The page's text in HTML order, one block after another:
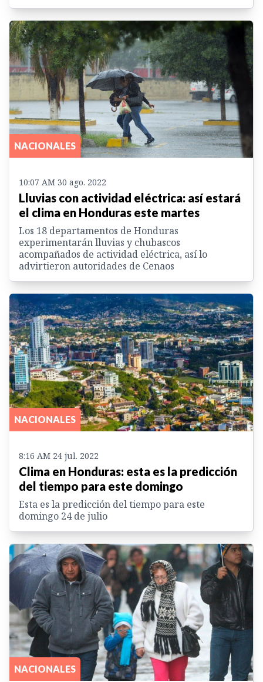
NACIONALES
10:07 AM 30 ago. 2022
Lluvias con actividad eléctrica: así estará
el clima en Honduras este martes
Los 18 departamentos de Honduras
experimentarán lluvias y chubascos
acompañados de actividad eléctrica, así lo
advirtieron autoridades de Cenaos
NACIONALES
8:16 AM 24 jul. 2022
Clima en Honduras: esta es la predicción
del tiempo para este domingo
Esta es la predicción del tiempo para este
domingo 24 de julio
NACIONALES